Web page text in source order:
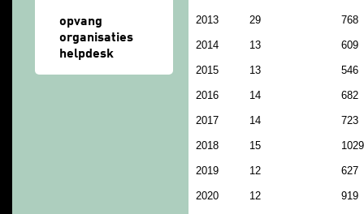
opvang
organisaties
helpdesk
2013 29 768
2014 13 609
2015 13 546
2016 14 682
2017 14 723
2018 15 1029
2019 12 627
2020 12 919